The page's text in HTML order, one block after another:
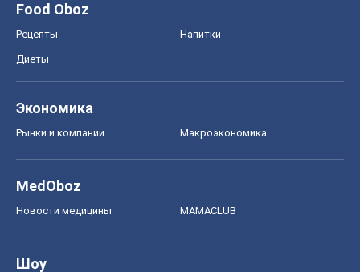
Food Oboz
Рецепты Напитки
Диеты
Экономика
Рынки и компании Mакроэкономика
MedOboz
Новости медицины MAMACLUB
Шоу